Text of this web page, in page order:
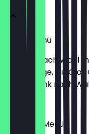
Toast-Menü
2 Toasts nach Wahl
Salatbeilage, ein
Heißgetränk nach
Spiegelei-Menü